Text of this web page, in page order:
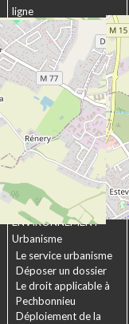
ligne
Formulaires
Marchés publics
URBANISME &
ENVIRONNEMENT
Urbanisme
Le service urbanisme
Déposer un dossier
Le droit applicable à
Pechbonnieu
Déploiement de la